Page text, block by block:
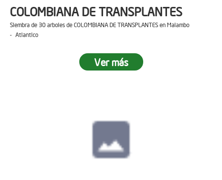
COLOMBIANA DE TRANSPLANTES
Siembra de 30 arboles de COLOMBIANA DE TRANSPLANTES en Malambo
- Atlantico
Ver más